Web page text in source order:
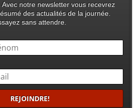
notre newsletter vous recevrez
des actualités de la journée.
sans attendre.